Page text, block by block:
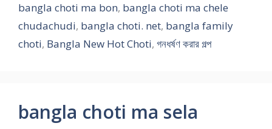
bangla choti ma bon, bangla choti ma chele
chudachudi, bangla choti. net, bangla family
choti, Bangla New Hot Choti, গনধর্ষণ করার গল্প
bangla choti ma sela